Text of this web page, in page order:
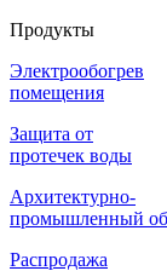
Продукты
Электрообогрев
помещения
Защита от
протечек воды
Архитектурно-
промышленный
Распродажа